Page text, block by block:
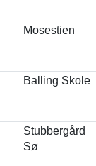
Mosestien
Balling Skole
Stubbergård
Sø